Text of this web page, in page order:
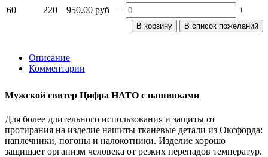
60
220 950.00 руб − +
Описание
Комментарии
Мужской свитер Цифра НАТО с нашивками
Для более длительного использования и защиты от
протирания на изделие нашиты тканевые детали из Оксфорда:
наплечники, погоны и налокотники. Изделие хорошо
защищает организм человека от резких перепадов температур.